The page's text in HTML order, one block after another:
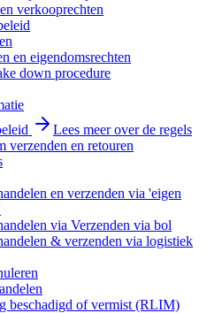
verkooprechten
en eigendomsrechten
down procedure
Lees meer over de regels
verzenden en retouren
en verzenden via 'eigen
via Verzenden via bol
& verzenden via logistiek
beschadigd of vermist (RLIM)